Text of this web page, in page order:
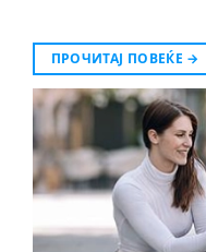
ПРОЧИТАЈ ПОВЕЌЕ →